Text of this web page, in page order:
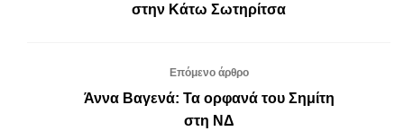
στην Κάτω Σωτηρίτσα
Επόμενο άρθρο
Άννα Βαγενά: Τα ορφανά του Σημίτη
στη ΝΔ